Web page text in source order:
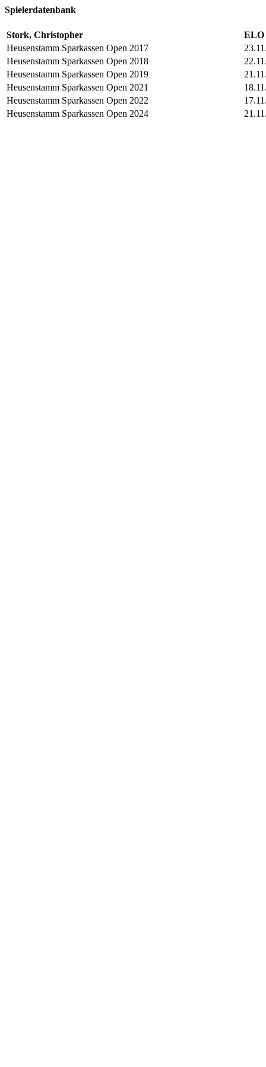
Spielerdatenbank
Stork, Christopher
Heusenstamm Sparkassen Open 2017
Heusenstamm Sparkassen Open 2018
Heusenstamm Sparkassen Open 2019
Heusenstamm Sparkassen Open 2021
Heusenstamm Sparkassen Open 2022
Heusenstamm Sparkassen Open 2024